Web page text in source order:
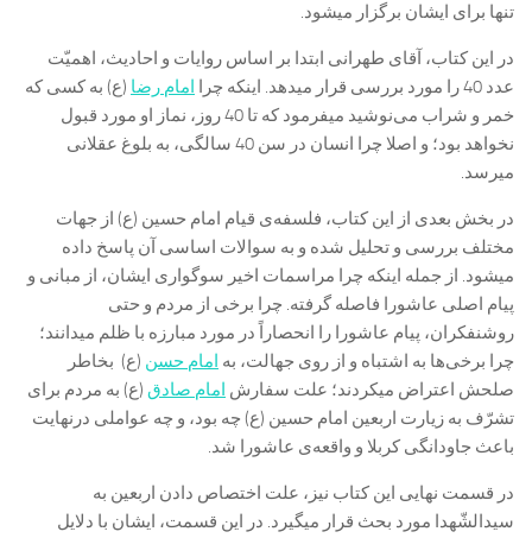
تنها برای ایشان برگزار میشود.
در این کتاب، آقای طهرانی ابتدا بر اساس روایات و احادیث، اهمیّت
عدد 40 را مورد بررسی قرار میدهد. اینکه چرا
امام رضا (ع) به کسی که
خمر و شراب می‌نوشید میفرمود که تا 40 روز، نماز او مورد قبول
نخواهد بود؛ و اصلا چرا انسان در سن 40 سالگی، به بلوغ عقلانی
میرسد.
در بخش بعدی از این کتاب، فلسفه‌ی قیام امام حسین (ع) از جهات
مختلف بررسی و تحلیل شده و به سوالات اساسی آن پاسخ داده
میشود. از جمله اینکه چرا مراسمات اخیر سوگواری ایشان، از مبانی و
پیام اصلی عاشورا فاصله گرفته. چرا برخی از مردم و حتی
روشنفکران، پیام عاشورا را انحصاراً در مورد مبارزه با ظلم میدانند؛
چرا برخی‌ها به اشتباه و از روی جهالت، به امام حسن (ع) بخاطر
صلحش اعتراض میکردند؛ علت سفارش امام صادق (ع) به مردم برای
تشرّف به زیارت اربعین امام حسین (ع) چه بود، و چه عواملی درنهایت
باعث جاودانگی کربلا و واقعه‌ی عاشورا شد.
در قسمت نهایی این کتاب نیز، علت اختصاص دادن اربعین به
سیدالشّهدا مورد بحث قرار میگیرد. در این قسمت، ایشان با دلایل